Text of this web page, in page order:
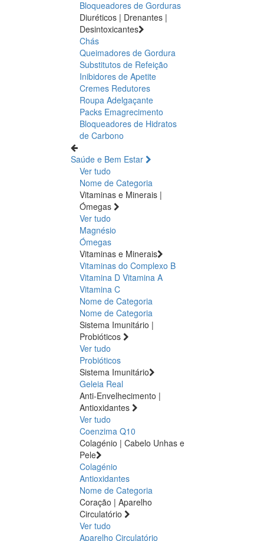
Bloqueadores de Gorduras
Diuréticos | Drenantes |
Desintoxicantes
Chás
Queimadores de Gordura
Substitutos de Refeição
Inibidores de Apetite
Cremes Redutores
Roupa Adelgaçante
Packs Emagrecimento
Bloqueadores de Hidratos
de Carbono
Saúde e Bem Estar
Ver tudo
Nome de Categoria
Vitaminas e Minerais |
Ómegas
Ver tudo
Magnésio
Ómegas
Vitaminas e Minerais
Vitaminas do Complexo B
Vitamina D Vitamina A
Vitamina C
Nome de Categoria
Nome de Categoria
Sistema Imunitário |
Probióticos
Ver tudo
Probióticos
Sistema Imunitário
Geleia Real
Anti-Envelhecimento |
Antioxidantes
Ver tudo
Coenzima Q10
Colagénio | Cabelo Unhas e
Pele
Colagénio
Antioxidantes
Nome de Categoria
Coração | Aparelho
Circulatório
Ver tudo
Aparelho Circulatório